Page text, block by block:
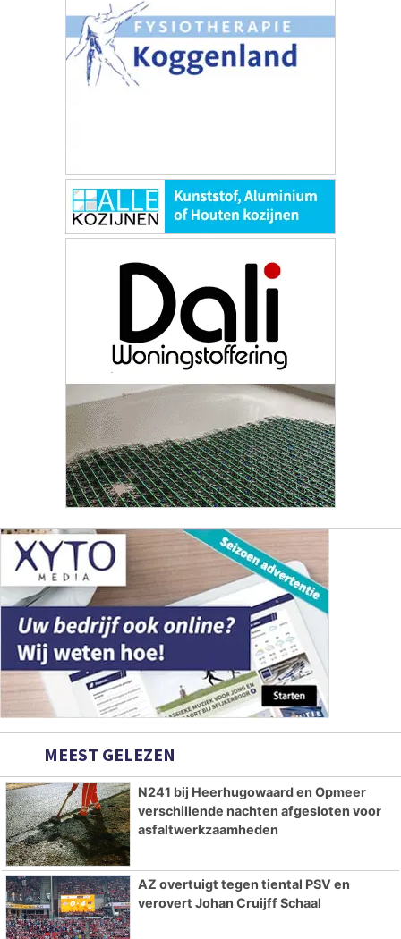
MEEST GELEZEN
N241 bij Heerhugowaard en Opmeer
verschillende nachten afgesloten voor
asfaltwerkzaamheden
AZ overtuigt tegen tiental PSV en
verovert Johan Cruijff Schaal